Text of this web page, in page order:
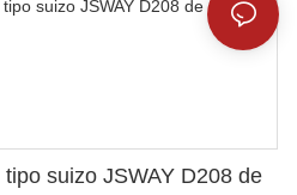
suizo JSWAY D208 de